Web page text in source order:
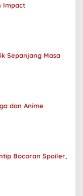
Impact
Sepanjang Masa
dan Anime
Bocoran Spoiler,